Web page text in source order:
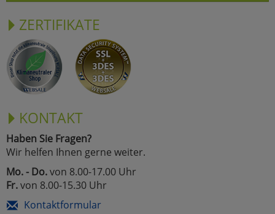
ZERTIFIKATE
KONTAKT
Haben Sie Fragen?
Wir helfen Ihnen gerne weiter.
Mo. - Do.von 8.00-17.00 Uhr
Fr.von 8.00-15.30 Uhr
Kontaktformular